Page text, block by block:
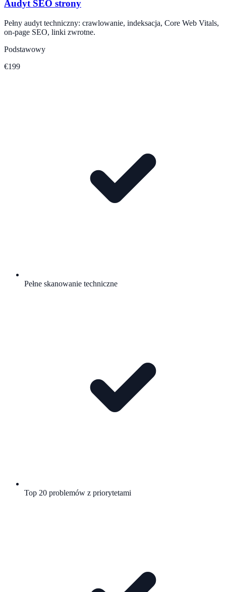
Audyt SEO strony
Pełny audyt techniczny: crawlowanie, indeksacja, Core Web Vitals,
on-page SEO, linki zwrotne.
Podstawowy
€199
Pełne skanowanie techniczne
Top 20 problemów z priorytetami